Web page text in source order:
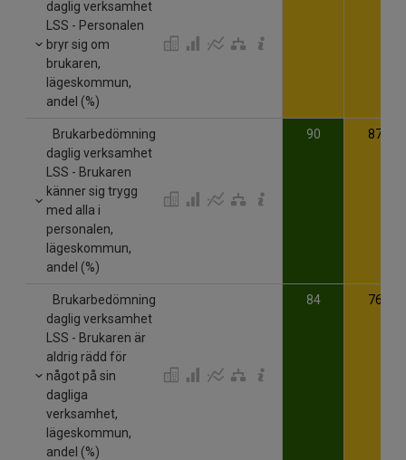
daglig verksamhet
LSS - Personalen
bryr sig om
brukaren,
lägeskommun,
andel (%)
Brukarbedömning
daglig verksamhet
LSS - Brukaren
känner sig trygg
med alla i
personalen,
lägeskommun,
andel (%)
90 87
Brukarbedömning
daglig verksamhet
LSS - Brukaren är
aldrig rädd för
något på sin
dagliga
verksamhet,
lägeskommun,
andel (%)
84 76